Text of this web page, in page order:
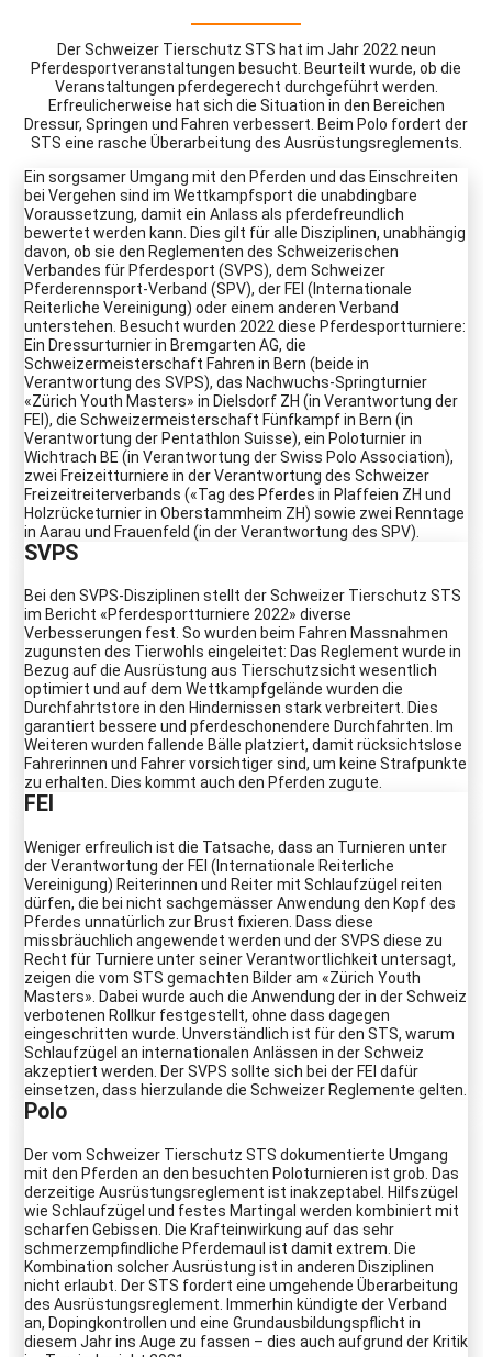
Der Schweizer Tierschutz STS hat im Jahr 2022 neun
Pferdesportveranstaltungen besucht. Beurteilt wurde, ob die
Veranstaltungen pferdegerecht durchgeführt werden.
Erfreulicherweise hat sich die Situation in den Bereichen
Dressur, Springen und Fahren verbessert. Beim Polo fordert der
STS eine rasche Überarbeitung des Ausrüstungsreglements.
Ein sorgsamer Umgang mit den Pferden und das Einschreiten
bei Vergehen sind im Wettkampfsport die unabdingbare
Voraussetzung, damit ein Anlass als pferdefreundlich
bewertet werden kann. Dies gilt für alle Disziplinen, unabhängig
davon, ob sie den Reglementen des Schweizerischen
Verbandes für Pferdesport (SVPS), dem Schweizer
Pferderennsport-Verband (SPV), der FEI (Internationale
Reiterliche Vereinigung) oder einem anderen Verband
unterstehen. Besucht wurden 2022 diese Pferdesportturniere:
Ein Dressurturnier in Bremgarten AG, die
Schweizermeisterschaft Fahren in Bern (beide in
Verantwortung des SVPS), das Nachwuchs-Springturnier
«Zürich Youth Masters» in Dielsdorf ZH (in Verantwortung der
FEI), die Schweizermeisterschaft Fünfkampf in Bern (in
Verantwortung der Pentathlon Suisse), ein Poloturnier in
Wichtrach BE (in Verantwortung der Swiss Polo Association),
zwei Freizeitturniere in der Verantwortung des Schweizer
Freizeitreiterverbands («Tag des Pferdes in Plaffeien ZH und
Holzrücketurnier in Oberstammheim ZH) sowie zwei Renntage
in Aarau und Frauenfeld (in der Verantwortung des SPV).
SVPS
Bei den SVPS-Disziplinen stellt der Schweizer Tierschutz STS
im Bericht «Pferdesportturniere 2022» diverse
Verbesserungen fest. So wurden beim Fahren Massnahmen
zugunsten des Tierwohls eingeleitet: Das Reglement wurde in
Bezug auf die Ausrüstung aus Tierschutzsicht wesentlich
optimiert und auf dem Wettkampfgelände wurden die
Durchfahrtstore in den Hindernissen stark verbreitert. Dies
garantiert bessere und pferdeschonendere Durchfahrten. Im
Weiteren wurden fallende Bälle platziert, damit rücksichtslose
Fahrerinnen und Fahrer vorsichtiger sind, um keine Strafpunkte
zu erhalten. Dies kommt auch den Pferden zugute.
FEI
Weniger erfreulich ist die Tatsache, dass an Turnieren unter
der Verantwortung der FEI (Internationale Reiterliche
Vereinigung) Reiterinnen und Reiter mit Schlaufzügel reiten
dürfen, die bei nicht sachgemässer Anwendung den Kopf des
Pferdes unnatürlich zur Brust fixieren. Dass diese
missbräuchlich angewendet werden und der SVPS diese zu
Recht für Turniere unter seiner Verantwortlichkeit untersagt,
zeigen die vom STS gemachten Bilder am «Zürich Youth
Masters». Dabei wurde auch die Anwendung der in der Schweiz
verbotenen Rollkur festgestellt, ohne dass dagegen
eingeschritten wurde. Unverständlich ist für den STS, warum
Schlaufzügel an internationalen Anlässen in der Schweiz
akzeptiert werden. Der SVPS sollte sich bei der FEI dafür
einsetzen, dass hierzulande die Schweizer Reglemente gelten.
Polo
Der vom Schweizer Tierschutz STS dokumentierte Umgang
mit den Pferden an den besuchten Poloturnieren ist grob. Das
derzeitige Ausrüstungsreglement ist inakzeptabel. Hilfszügel
wie Schlaufzügel und festes Martingal werden kombiniert mit
scharfen Gebissen. Die Krafteinwirkung auf das sehr
schmerzempfindliche Pferdemaul ist damit extrem. Die
Kombination solcher Ausrüstung ist in anderen Disziplinen
nicht erlaubt. Der STS fordert eine umgehende Überarbeitung
des Ausrüstungsreglement. Immerhin kündigte der Verband
an, Dopingkontrollen und eine Grundausbildungspflicht in
diesem Jahr ins Auge zu fassen – dies auch aufgrund der Kritik